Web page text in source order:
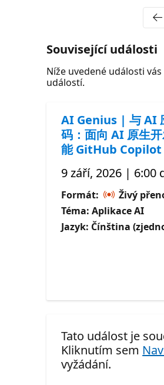
Související události
Níže uvedené události
událostí.
AI Genius | 与 AI
码：面向 AI 原生
能 GitHub
9 září, 2026 | 6:00
Formát:
Živý
Téma: Aplikace AI
Jazyk: Čínština
Tato událost je
Kliknutím sem
vyžádání.